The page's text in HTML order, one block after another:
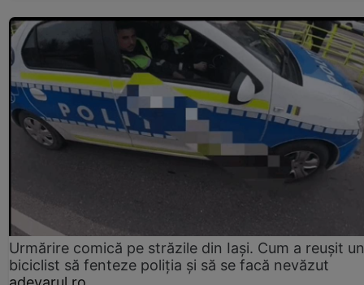
Urmărire comică pe străzile din Iași. Cum a reușit un
biciclist să fenteze poliția și să se facă nevăzut